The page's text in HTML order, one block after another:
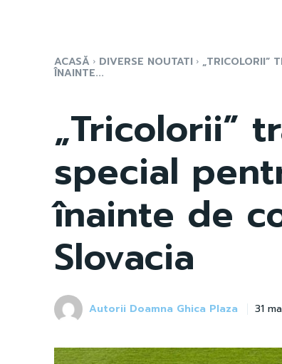
ACASĂ DIVERSE NOUTATI „TRICOLORII”
ÎNAINTE...
„Tricolorii”
special
înainte de
Slovacia
Autorii Doamna Ghica Plaza 31